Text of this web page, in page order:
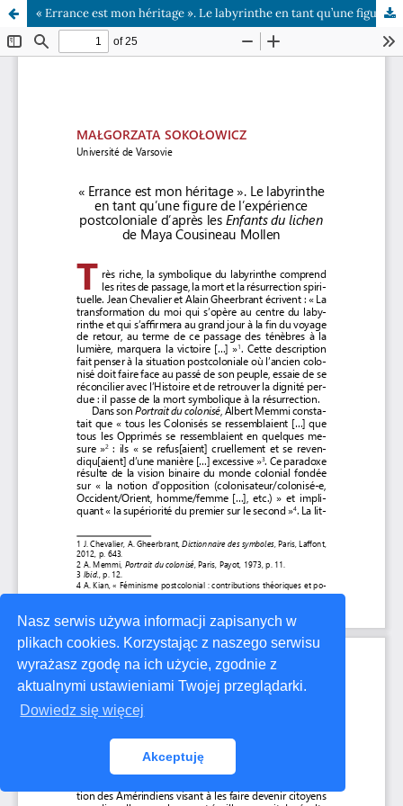
Nasz serwis używa informacji zapisanych w
plikach cookies. Korzystając z naszego serwisu
wyrażasz zgodę na ich użycie, zgodnie z
aktualnymi ustawieniami Twojej przeglądarki.
Dowiedz się więcej
Akceptuję
« Errance est mon héritage ». Le labyrinthe en tant qu’une figure de l’expérience postcoloniale d’après les Enfants du lichen de Maya Cousineau Mollen